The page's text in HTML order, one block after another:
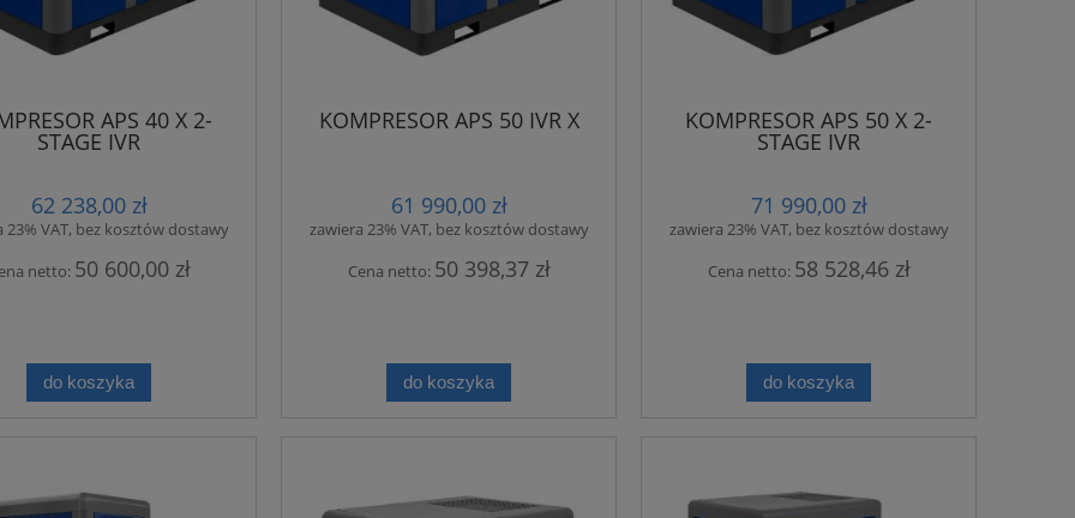
APS 40 X 2-
STAGE IVR
62 238,00 zł
23% VAT, bez kosztów dostawy
netto: 50 600,00 zł
do koszyka
KOMPRESOR APS 50 IVR X
61 990,00 zł
zawiera 23% VAT, bez kosztów dostawy
Cena netto: 50 398,37 zł
do koszyka
KOMPRESOR APS 50 X 2-
STAGE IVR
71 990,00 zł
zawiera 23% VAT, bez kosztów dostawy
Cena netto: 58 528,46 zł
do koszyka